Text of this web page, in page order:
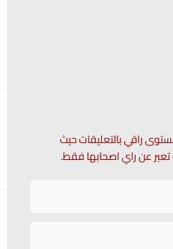
راقي بالتعليقات حيث
تعبر عن راي اصحابها فقط.